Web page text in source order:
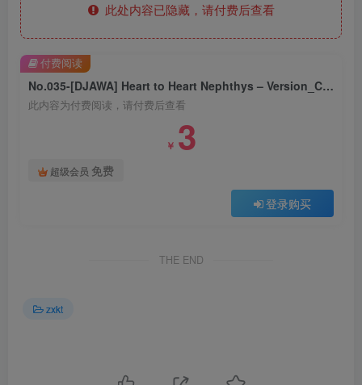
此处内容已隐藏，请付费后查看
No.035-[DJAWA] Heart to Heart Nephthys – Version_C [51P]
此内容为付费阅读，请付费后查看
￥ 3
超级会员 免费
登录购买
付费阅读
THE END
zxkt